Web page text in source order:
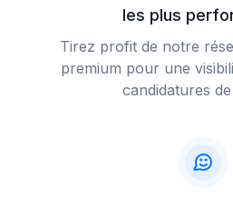
les plus
Tirez profit de notre
premium pour une
candidatures